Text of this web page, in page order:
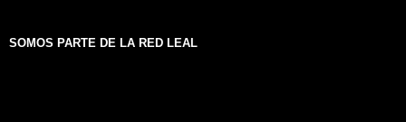
SOMOS PARTE DE LA RED LEAL